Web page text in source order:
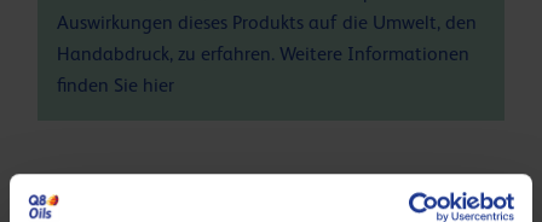
Auswirkungen dieses Produkts auf die Umwelt, den
Handabdruck, zu erfahren. Weitere Informationen
finden Sie hier